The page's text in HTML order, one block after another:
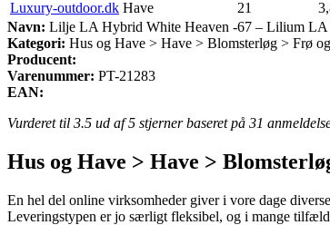
Luxury-outdoor.dk Have 21
Navn: Lilje LA Hybrid White Heaven -67 – Lilium
Kategori: Hus og Have > Have > Blomsterløg > Frø
Producent:
Varenummer: PT-21283
EAN:
Vurderet til 3.5 ud af 5 stjerner baseret på 31
Hus og Have > Have >
En hel del online virksomheder giver i vore dage
Leveringstypen er jo særligt fleksibel, og i mange